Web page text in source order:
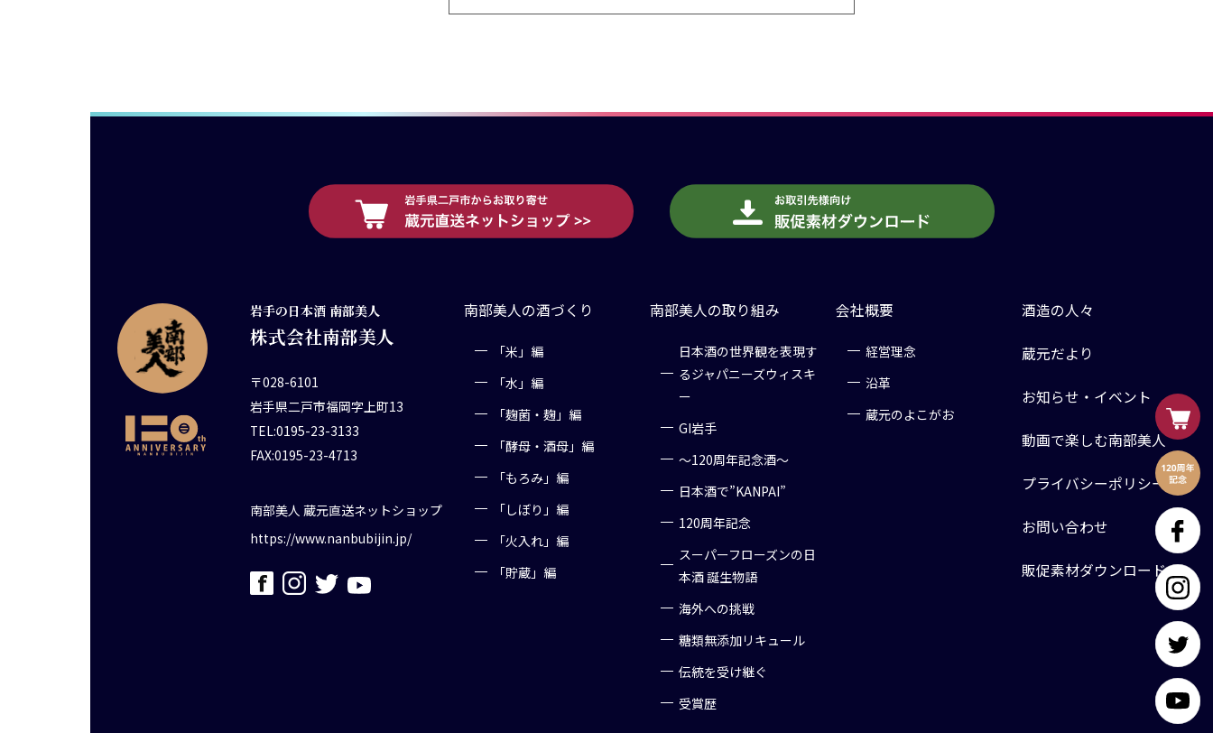
岩手の日本酒 南部美人
株式会社南部美人
〒028-6101
岩手県二戸市福岡字上町13
TEL:0195-23-3133
FAX:0195-23-4713
南部美人 蔵元直送ネットショップ
https://www.nanbubijin.jp/
南部美人の酒づくり
「米」編
「水」編
「麹菌・麹」編
「酵母・酒母」編
「もろみ」編
「しぼり」編
「火入れ」編
「貯蔵」編
南部美人の取り組み
日本酒の世界観を表現す
るジャパニーズウィスキ
ー
GI岩手
～120周年記念酒～
日本酒で”KANPAI”
120周年記念
スーパーフローズンの日
本酒 誕生物語
海外への挑戦
糖類無添加リキュール
伝統を受け継ぐ
受賞歴
会社概要
経営理念
沿革
蔵元のよこがお
酒造の人々
蔵元だより
お知らせ・イベント
動画で楽しむ南部美人
プライバシーポリシー
お問い合わせ
販促素材ダウンロード